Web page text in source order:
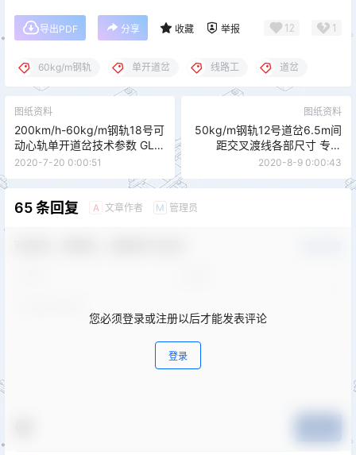
导出PDF 分享 收藏 举报 12 1
60kg/m钢轨 单开道岔 线路工 道岔
图纸资料
200km/h-60kg/m钢轨18号可
动心轨单开道岔技术参数 GLC
(09)04
2020-7-20 0:00:51
图纸资料
50kg/m钢轨12号道岔6.5m间
距交叉渡线各部尺寸 专线
7528 CZ229
2020-8-9 0:00:43
65 条回复 A 文章作者 M 管理员
您必须登录或注册以后才能发表评论
登录